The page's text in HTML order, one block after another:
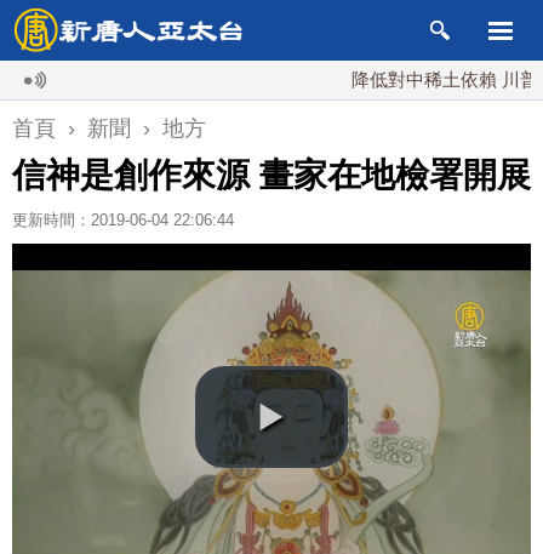
降低對中稀土依賴 川普宣布
首頁 › 新聞 › 地方
信神是創作來源 畫家在地檢署開展
更新時間：2019-06-04 22:06:44